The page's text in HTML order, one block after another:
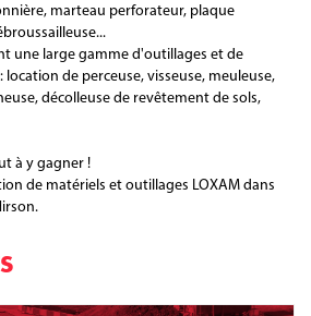
marteau perforateur, plaque
une large gamme d'outillages et de
de perceuse, visseuse, meuleuse,
décolleuse de revêtement de sols,
à y gagner !
de matériels et outillages LOXAM dans